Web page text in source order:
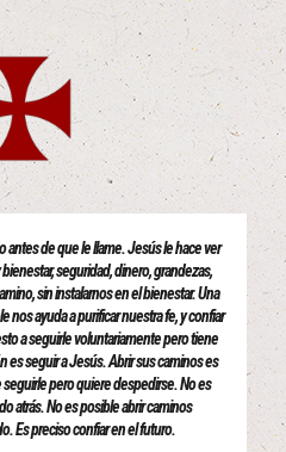
antes de que le llame. Jesús le hace ver
seguridad, dinero, grandezas,
sin instalarnos en el bienestar. Una
nos ayuda a purificar nuestra fe, y confiar
a seguirle voluntariamente pero tiene
es seguir a Jesús. Abrir sus caminos es
pero quiere despedirse. No es
atrás. No es posible abrir caminos
Es preciso confiar en el futuro.